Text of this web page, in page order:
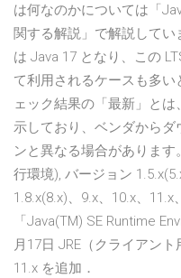
は何なのかについては「
関する解説」で解説して
は Java 17 となり、この
て利用されるケースも多
ェック結果の「最新」とは
示しており、ベンダからダ
ンと異なる場合がありま
行環境), バージョン
1.8.x(8.x)、9.x、10.x、11.x
「Java(TM) SE Runtime
月17日 JRE（クライアン
11.x を追加．